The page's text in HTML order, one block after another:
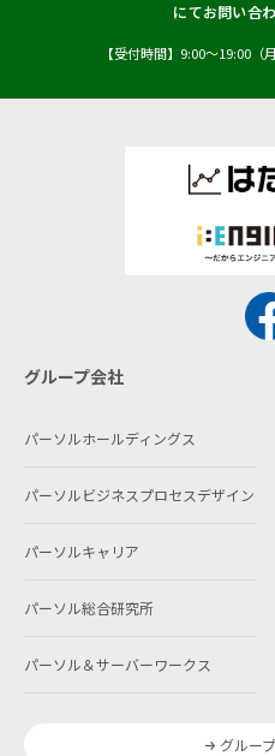
にてお問い合
【受付時間】9:00〜19:00
グループ会社
パーソルホールディングス
パーソルビジネスプロセスデザイン
パーソルキャリア
パーソル総合研究所
パーソル＆サーバーワークス
グルー